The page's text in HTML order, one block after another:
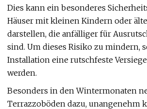
Dies kann ein besonderes
Häuser mit kleinen Kindern oder
darstellen, die anfälliger für
sind. Um dieses Risiko zu mindern,
Installation eine rutschfeste
werden.
Besonders in den Wintermonaten
Terrazzoböden dazu, unangenehm